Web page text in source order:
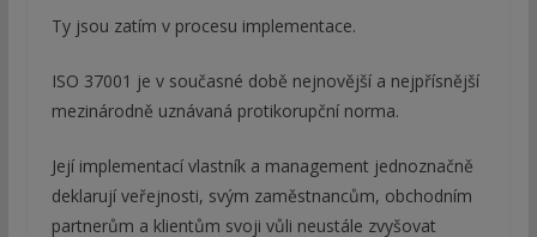
Ty jsou zatím v procesu implementace.
ISO 37001 je v současné době nejnovější a nejpřísnější
mezinárodně uznávaná protikorupční norma.
Její implementací vlastník a management jednoznačně
deklarují veřejnosti, svým zaměstnancům, obchodním
partnerům a klientům svoji vůli neustále zvyšovat